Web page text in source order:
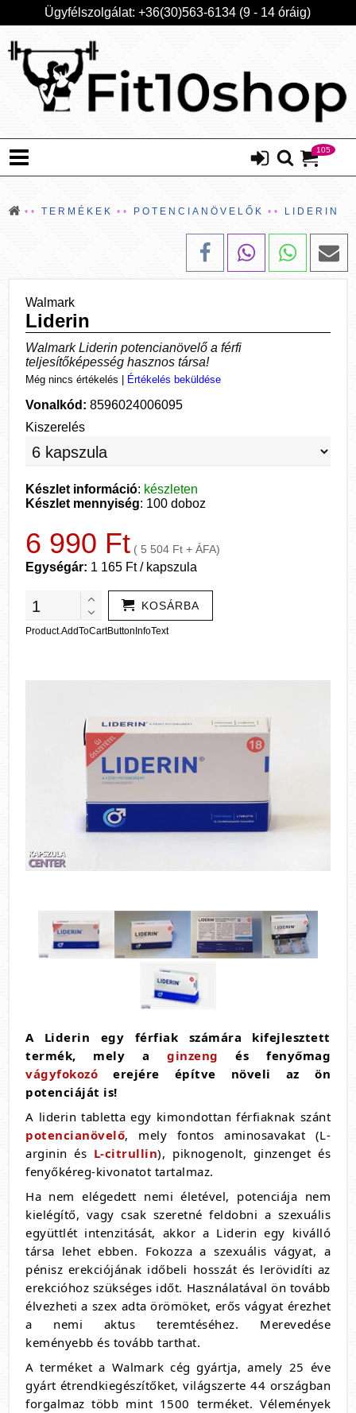
Ügyfélszolgálat: +36(30)563-6134 (9 - 14 óráig)
105
TERMÉKEK POTENCIANÖVELŐK LIDERIN
Walmark
Liderin
Walmark Liderin potencianövelő a férfi
teljesítőképesség hasznos társa!
Még nincs értékelés Értékelés beküldése
Vonalkód: 8596024006095
Kiszerelés
Készlet információ: készleten
Készlet mennyiség: 100 doboz
6 990 Ft ( 5 504 Ft + ÁFA)
Egységár: 1 165 Ft / kapszula
KOSÁRBA
Product.AddToCartButtonInfoText
A Liderin egy férfiak számára kifejlesztett
termék, mely aginzeng és fenyőmag
vágyfokozó erejére építve növeli az ön
potenciáját is!
A liderin tabletta egy kimondottan férfiaknak szánt
potencianövelő, mely fontos aminosavakat (L-
arginin és L-citrullin), piknogenolt, ginzenget és
fenyőkéreg-kivonatot tartalmaz.
Ha nem elégedett nemi életével, potenciája nem
kielégítő, vagy csak szeretné feldobni a szexuális
együttlét intenzitását, akkor a Liderin egy kiválló
társa lehet ebben. Fokozza a szexuális vágyat, a
pénisz erekciójának időbeli hosszát és lerövidíti az
erekcióhoz szükséges időt. Használatával ön tovább
élvezheti a szex adta örömöket, erős vágyat érezhet
a nemi aktus teremtéséhez. Merevedése
keményebb és tovább tarthat.
A terméket a Walmark cég gyártja, amely 25 éve
gyárt étrendkiegészítőket, világszerte 44 országban
forgalmaz több mint 1500 terméket. Vélemények